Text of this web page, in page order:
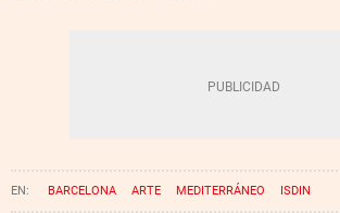
BARCELONA ARTE MEDITERRÁNEO ISDIN